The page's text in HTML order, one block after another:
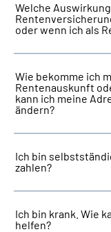
Welche
oder wenn ich als
Wie bekomme ich
Rentenauskunft
kann ich meine
ändern?
Ich bin
zahlen?
Ich bin krank. Wie
helfen?